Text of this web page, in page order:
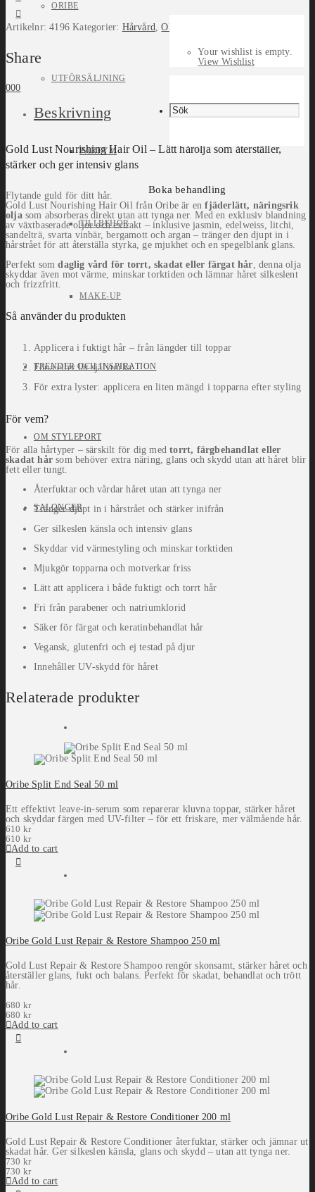
ORIBE
UTFÖRSÄLJNING
PARFYM
TILLBEHÖR
MAKE-UP
TRENDER OCH INSPIRATION
OM STYLEPORT
SALONGER
Your wishlist is empty.
View Wishlist
Boka behandling
Artikelnr:4196 Kategorier: Hårvård,Olja/Serum
Share
000
Beskrivning
Gold Lust Nourishing Hair Oil – Lätt hårolja som återställer,
stärker och ger intensiv glans
Flytande guld för ditt hår.
Gold Lust Nourishing Hair Oil från Oribe är enfjäderlätt, näringsrik
oljasom absorberas direkt utan att tynga ner. Med en exklusiv blandning
av växtbaserade oljor och extrakt – inklusive jasmin, edelweiss, litchi,
sandelträ, svarta vinbär, bergamott och argan – tränger den djupt in i
hårstrået för att återställa styrka, ge mjukhet och en spegelblank glans.
Perfekt somdaglig vård för torrt, skadat eller färgat hår, denna olja
skyddar även mot värme, minskar torktiden och lämnar håret silkeslent
och frizzfritt.
Så använder du produkten
Applicera i fuktigt hår – från längder till toppar
Föna eller låt självtorka
För extra lyster: applicera en liten mängd i topparna efter styling
För vem?
För alla hårtyper – särskilt för dig medtorrt, färgbehandlat eller
skadat hår som behöver extra näring, glans och skydd utan att håret blir
fett eller tungt.
Återfuktar och vårdar håret utan att tynga ner
Tränger djupt in i hårstrået och stärker inifrån
Ger silkeslen känsla och intensiv glans
Skyddar vid värmestyling och minskar torktiden
Mjukgör topparna och motverkar friss
Lätt att applicera i både fuktigt och torrt hår
Fri från parabener och natriumklorid
Säker för färgat och keratinbehandlat hår
Vegansk, glutenfri och ej testad på djur
Innehåller UV-skydd för håret
Relaterade produkter
Oribe Split End Seal 50 ml
Ett effektivt leave-in-serum som reparerar kluvna toppar, stärker håret
och skyddar färgen med UV-filter – för ett friskare, mer välmående hår.
610 kr
610 kr
Add to cart
Oribe Gold Lust Repair & Restore Shampoo 250 ml
Gold Lust Repair & Restore Shampoo rengör skonsamt, stärker håret och
återställer glans, fukt och balans. Perfekt för skadat, behandlat och trött
hår.
680 kr
680 kr
Add to cart
Oribe Gold Lust Repair & Restore Conditioner 200 ml
Gold Lust Repair & Restore Conditioner återfuktar, stärker och jämnar ut
skadat hår. Ger silkeslen känsla, glans och skydd – utan att tynga ner.
730 kr
730 kr
Add to cart